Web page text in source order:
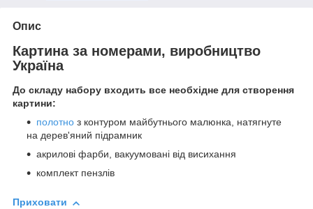
Опис
Картина за номерами, виробництво
Україна
До складу набору входить все необхідне для створення
картини:
полотно з контуром майбутнього малюнка, натягнуте
на дерев'яний підрамник
акрилові фарби, вакуумовані від висихання
комплект пензлів
Приховати